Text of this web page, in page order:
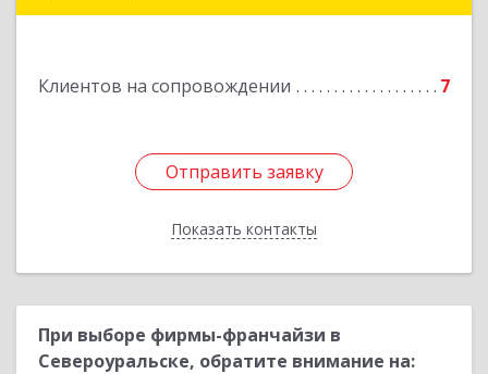
Клиентов на сопровождении 7
Отправить заявку
Показать контакты
Подробнее
Отправить заявку
Назад
При выборе фирмы-франчайзи в
Североуральске, обратите внимание на: